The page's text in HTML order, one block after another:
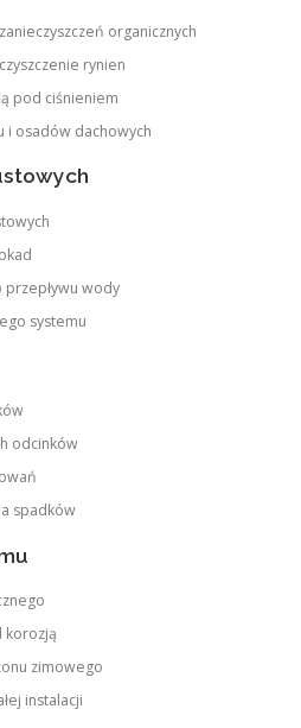
organicznych
rynien
pod ciśnieniem
i osadów dachowych
przepływu wody
systemu
odcinków
spadków
korozją
zimowego
instalacji